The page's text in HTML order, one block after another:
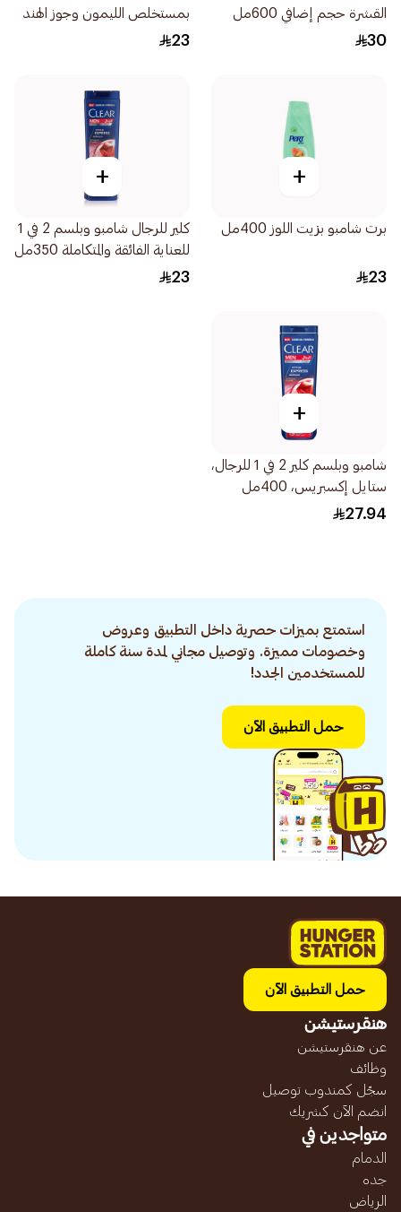
القشرة حجم إضافي 600مل
30
بمستخلص الليمون وجوز الهند
400مل
23
+
برت شامبو بزيت اللوز 400مل
23
+
كلير للرجال شامبو وبلسم 2 في 1
للعناية الفائقة والمتكاملة 350مل
23
+
شامبو وبلسم كلير 2 في 1 للرجال،
ستايل إكسبريس، 400مل
27.94
استمتع بميزات حصرية داخل التطبيق وعروض
وخصومات مميزة. وتوصيل مجاني لمدة سنة كاملة
للمستخدمين الجدد!
حمل التطبيق الآن
حمل التطبيق الآن
هنقرستيشن
عن هنقرستيشن
وظائف
سجّل كمندوب توصيل
انضم الآن كشريك
متواجدين في
الدمام
جده
الرياض